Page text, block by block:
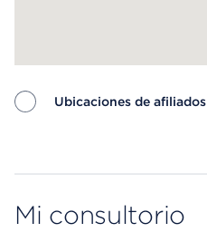
Ubicaciones de afiliados
Mi consultorio